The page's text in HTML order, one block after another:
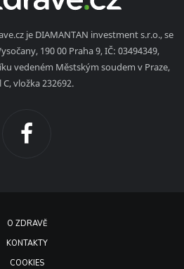
je DIAMANTAN investment s.r.o., se
190 00 Praha 9, IČ: 03494349,
vedeném Městským soudem v Praze,
vložka 232692.
O ZDRAVĚ
KONTAKTY
COOKIES